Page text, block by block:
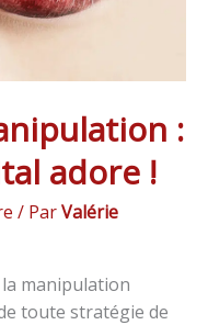
:
adore !
/ ParValérie
manipulation
toute stratégie de